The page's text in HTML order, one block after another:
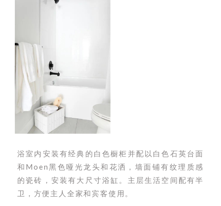
浴室内安装有经典的白色橱柜并配以白色石英台面
和Moen黑色哑光龙头和花洒，墙面铺有纹理质感
的瓷砖，安装有大尺寸浴缸。主层生活空间配有半
卫，方便主人全家和宾客使用。